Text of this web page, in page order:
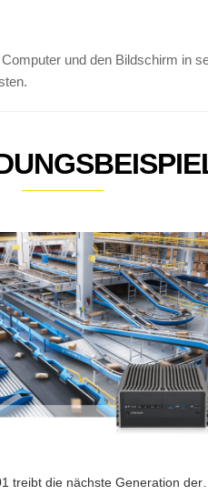
und den Bildschirm in
treibt die nächste Generation der